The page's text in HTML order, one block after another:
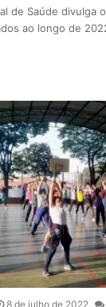
de Saúde divulga
ao longo de
8 de julho de 2022